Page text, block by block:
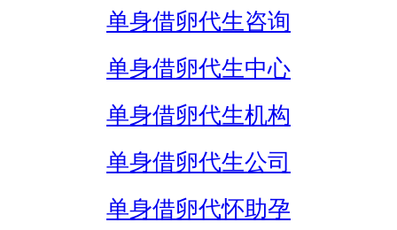
单身借卵代生咨询
单身借卵代生中心
单身借卵代生机构
单身借卵代生公司
单身借卵代怀助孕